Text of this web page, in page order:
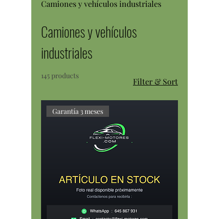
Camiones y vehículos industriales
Camiones y vehículos
industriales
145 products
Filter & Sort
Garantía 3 meses
Motor Mercedes-Benz eActros 400
Electric — 100% eléctrico 448 kWh 330
kW / 449 c